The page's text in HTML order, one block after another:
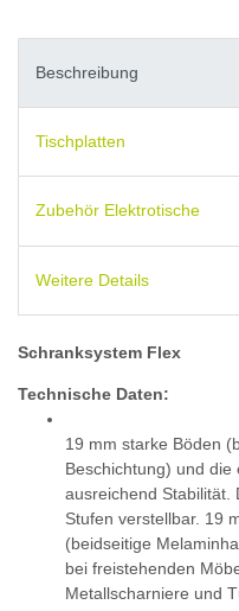
Beschreibung
Tischplatten
Zubehör Elektrotische
Weitere Details
Schranksystem Flex
Technische Daten:
19 mm starke Böden
Beschichtung) und
ausreichend Stabilität.
Stufen verstellbar. 19
(beidseitige
bei freistehenden
Metallscharniere und